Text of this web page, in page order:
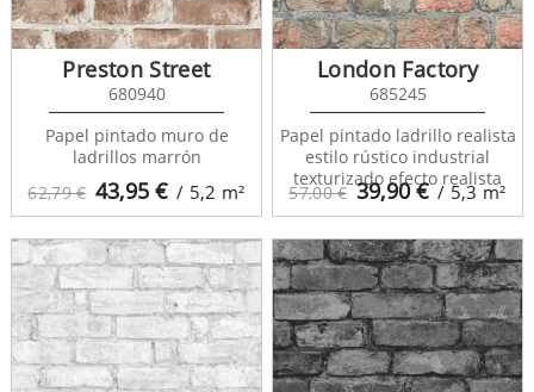
62,79 € 43,95 € / 5,2 m²
Preston Street
680940
Papel pintado muro de
ladrillos marrón
57,00 € 39,90€ / 5,3m²
London Factory
685245
Papel pintado ladrillo realista
estilo rústico industrial
texturizado efecto realista